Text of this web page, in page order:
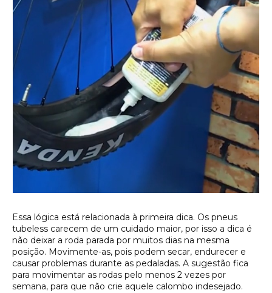
Essa lógica está relacionada à primeira dica. Os pneus
tubeless carecem de um cuidado maior, por isso a dica é
não deixar a roda parada por muitos dias na mesma
posição. Movimente-as, pois podem secar, endurecer e
causar problemas durante as pedaladas. A sugestão fica
para movimentar as rodas pelo menos 2 vezes por
semana, para que não crie aquele calombo indesejado.